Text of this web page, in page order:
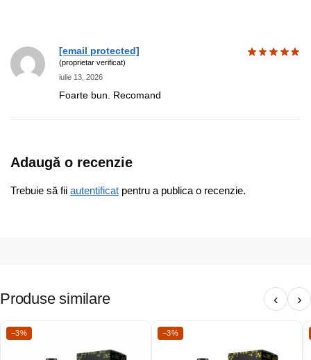
[email protected]
(proprietar verificat)
iulie 13, 2026
Foarte bun. Recomand
Adaugă o recenzie
Trebuie să fii autentificat pentru a publica o recenzie.
Produse similare ‹ ›
−3% −3%